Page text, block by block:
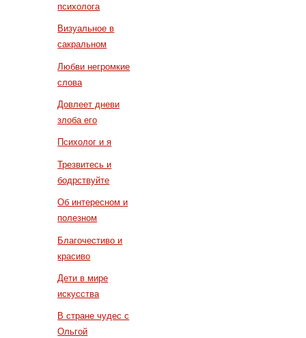
психолога
Визуальное в
сакральном
Любви негромкие
слова
Довлеет дневи
злоба его
Психолог и я
Трезвитесь и
бодрствуйте
Об интересном и
полезном
Благочестиво и
красиво
Дети в мире
искусства
В стране чудес с
Ольгой